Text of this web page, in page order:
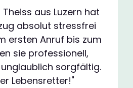
aus Luzern hat
absolut stressfrei
ersten Anruf bis zum
sie professionell,
sorgfältig.
Lebensretter!"